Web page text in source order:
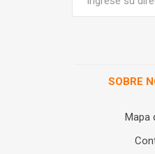
SOBRE
Mapa